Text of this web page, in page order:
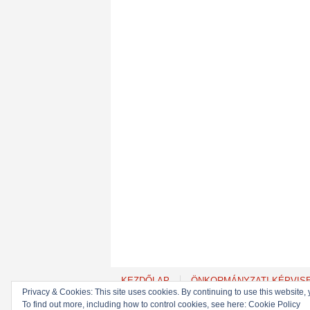
KEZDŐLAP ÖNKORMÁNYZATI
Privacy & Cookies: This site uses cookies. By continuing to use this website,
To find out more, including how to control cookies, see here: Cookie Policy